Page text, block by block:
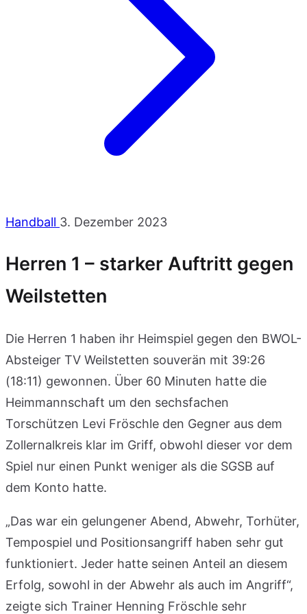
Handball 3. Dezember 2023
Herren 1 – starker Auftritt gegen
Weilstetten
Die Herren 1 haben ihr Heimspiel gegen den BWOL-
Absteiger TV Weilstetten souverän mit 39:26
(18:11) gewonnen. Über 60 Minuten hatte die
Heimmannschaft um den sechsfachen
Torschützen Levi Fröschle den Gegner aus dem
Zollernalkreis klar im Griff, obwohl dieser vor dem
Spiel nur einen Punkt weniger als die SGSB auf
dem Konto hatte.
„Das war ein gelungener Abend, Abwehr, Torhüter,
Tempospiel und Positionsangriff haben sehr gut
funktioniert. Jeder hatte seinen Anteil an diesem
Erfolg, sowohl in der Abwehr als auch im Angriff“,
zeigte sich Trainer Henning Fröschle sehr